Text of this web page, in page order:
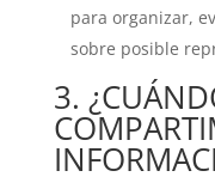
para organizar,
sobre posible
3.